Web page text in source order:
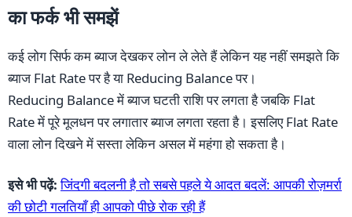
का फर्क भी समझें
कई लोग सिर्फ कम ब्याज देखकर लोन ले लेते हैं लेकिन यह नहीं समझते कि
ब्याज Flat Rate पर है या Reducing Balance पर।
Reducing Balance में ब्याज घटती राशि पर लगता है जबकि Flat
Rate में पूरे मूलधन पर लगातार ब्याज लगता रहता है। इसलिए Flat Rate
वाला लोन दिखने में सस्ता लेकिन असल में महंगा हो सकता है।
इसे भी पढ़ें: जिंदगी बदलनी है तो सबसे पहले ये आदत बदलें: आपकी रोज़मर्रा
की छोटी गलतियाँ ही आपको पीछे रोक रही हैं